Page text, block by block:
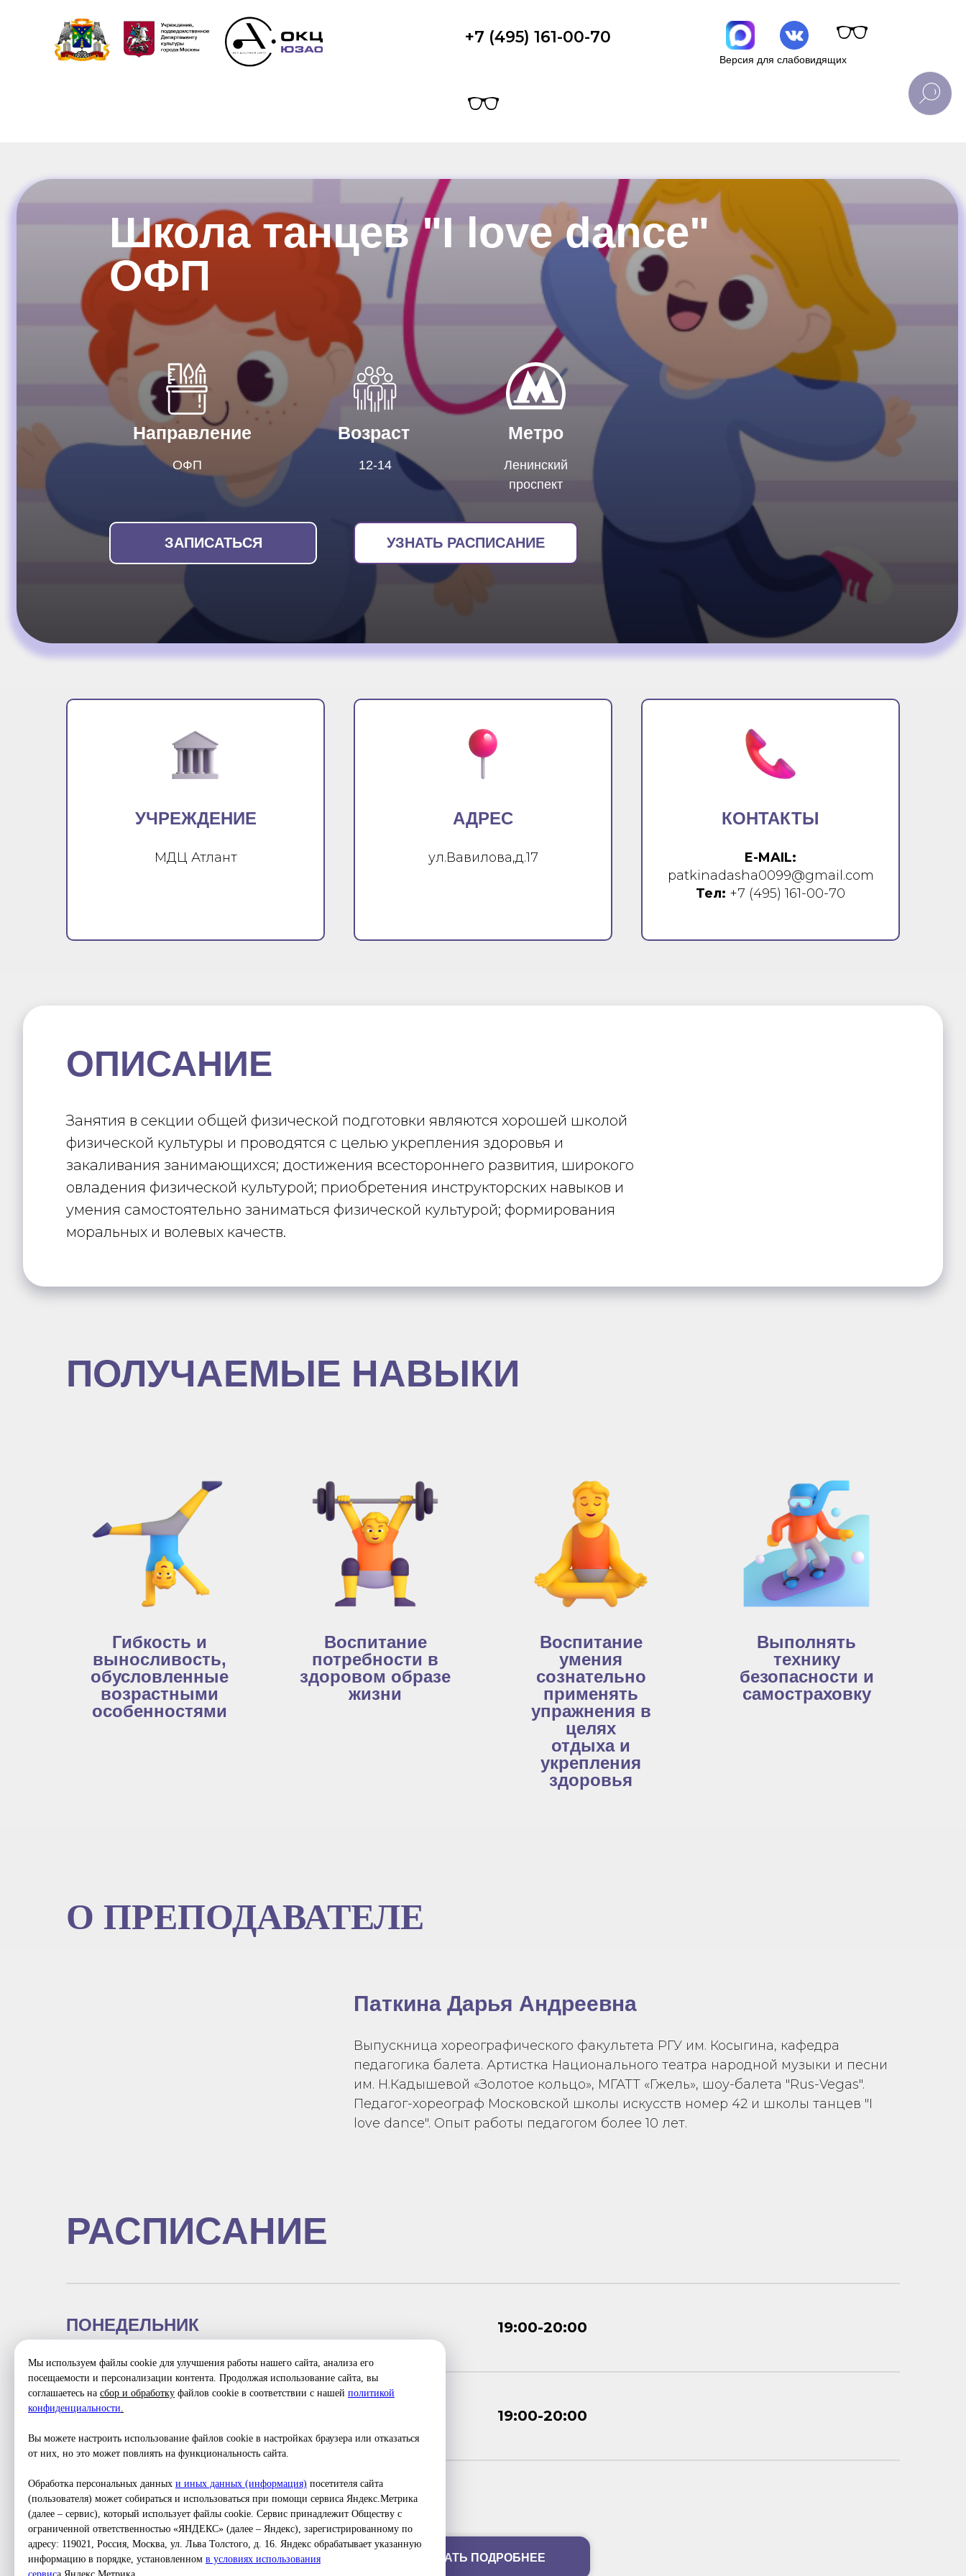
Версия для слабовидящих
+7 (495) 161-00-70
Мы используем файлы cookie для улучшения работы нашего сайта, анализа его
посещаемости и персонализации контента. Продолжая использование сайта, вы
соглашаетесь на сбор и обработку файлов cookie в соответствии с нашей политикой
конфиденциальности.
Вы можете настроить использование файлов cookie в настройках браузера или отказаться
от них, но это может повлиять на функциональность сайта.
Обработка персональных данных и иных данных (информация) посетителя сайта
(пользователя) может собираться и использоваться при помощи сервиса Яндекс.Метрика
(далее – сервис), который использует файлы cookie. Сервис принадлежит Обществу с
ограниченной ответственностью «ЯНДЕКС» (далее – Яндекс), зарегистрированному по
адресу: 119021, Россия, Москва, ул. Льва Толстого, д. 16. Яндекс обрабатывает указанную
информацию в порядке, установленном в условиях использования
Школа танцев "I love dance"
ОФП
Направление
ОФП
Возраст
12-14
Метро
Ленинский
проспект
УЗНАТЬ РАСПИСАНИЕ
ЗАПИСАТЬСЯ
УЧРЕЖДЕНИЕ
МДЦ Атлант
АДРЕС
ул.Вавилова,д.17
КОНТАКТЫ
E-MAIL:
patkinadasha0099@gmail.com
Тел: +7 (495) 161-00-70
ОПИСАНИЕ
Занятия в секции общей физической подготовки являются хорошей школой
физической культуры и проводятся с целью укрепления здоровья и
закаливания занимающихся; достижения всестороннего развития, широкого
овладения физической культурой; приобретения инструкторских навыков и
умения самостоятельно заниматься физической культурой; формирования
моральных и волевых качеств.
ПОЛУЧАЕМЫЕ НАВЫКИ
Гибкость и
выносливость,
обусловленные
возрастными
особенностями
Воспитание
потребности в
здоровом образе
жизни
Воспитание
умения
сознательно
применять
упражнения в
целях
отдыха и
укрепления
здоровья
Выполнять
технику
безопасности и
самостраховку
О ПРЕПОДАВАТЕЛЕ
Паткина Дарья Андреевна
Выпускница хореографического факультета РГУ им. Косыгина, кафедра
педагогика балета. Артистка Национального театра народной музыки и песни
им. Н.Кадышевой «Золотое кольцо», МГАТТ «Гжель», шоу-балета "Rus-Vegas".
Педагог-хореограф Московской школы искусств номер 42 и школы танцев "I
love dance". Опыт работы педагогом более 10 лет.
РАСПИСАНИЕ
ПОНЕДЕЛЬНИК 19:00-20:00
СРЕДА 19:00-20:00
УЗНАТЬ ПОДРОБНЕЕ